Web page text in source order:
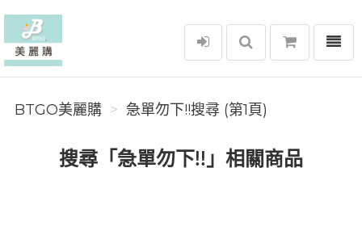
BTGO美麗購
選單
BTGO美麗購 急單勿下!!搜尋 (第1頁)
搜尋「急單勿下!!」相關商品